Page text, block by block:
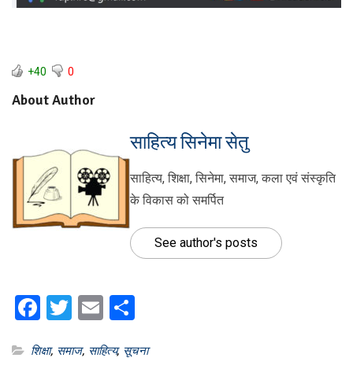
+40 0
About Author
साहित्य सिनेमा सेतु
साहित्य, शिक्षा, सिनेमा, समाज, कला एवं संस्कृति
के विकास को समर्पित
See author's posts
Facebook
Twitter
Email
शिक्षा, समाज, साहित्य, सूचना